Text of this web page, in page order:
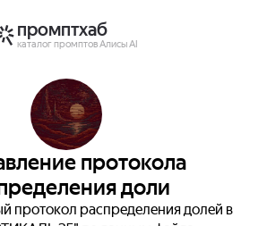
промптхаб
каталог промптов Алисы AI
протокола
доли
протокол распределения долей в